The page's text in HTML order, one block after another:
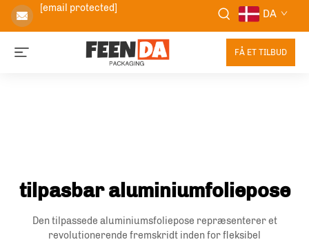
[email protected] DA
FÅ ET TILBUD
tilpasbar aluminiumfoliepose
Den tilpassede aluminiumsfoliepose repræsenterer et
revolutionerende fremskridt inden for fleksibel